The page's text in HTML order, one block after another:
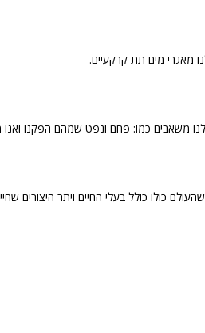
מאגרי מים תת קרקעיים.
משאבים כמו: פחם ונפט שמהם הפקנו ואנו
כולו כולל בעלי החיים ויתר היצורים